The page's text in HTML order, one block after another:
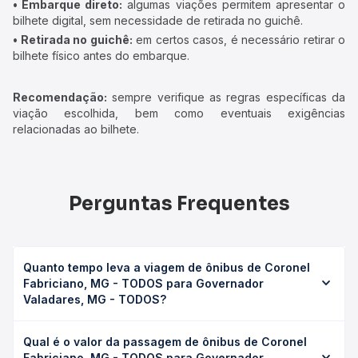
• Embarque direto: algumas viações permitem apresentar o
bilhete digital, sem necessidade de retirada no guichê.
• Retirada no guichê: em certos casos, é necessário retirar o
bilhete físico antes do embarque.
Recomendação: sempre verifique as regras específicas da
viação escolhida, bem como eventuais exigências
relacionadas ao bilhete.
Perguntas Frequentes
Quanto tempo leva a viagem de ônibus de Coronel
Fabriciano, MG - TODOS para Governador
Valadares, MG - TODOS?
para Governador Valadares, MG - TODOS leva em média
Qual é o valor da passagem de ônibus de Coronel